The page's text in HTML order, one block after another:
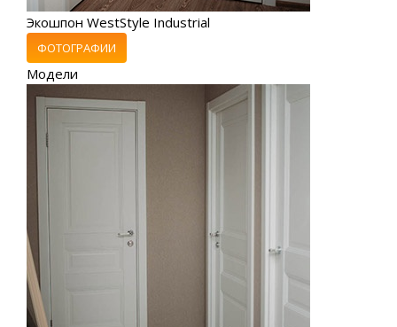
Экошпон WestStyle Industrial
ФОТОГРАФИИ
Модели